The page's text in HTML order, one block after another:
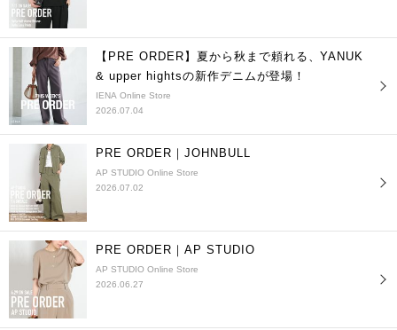
【PRE ORDER】夏から秋まで頼れる、YANUK
& upper hightsの新作デニムが登場！
IENA Online Store
2026.07.04
PRE ORDER｜JOHNBULL
AP STUDIO Online Store
2026.07.02
PRE ORDER｜AP STUDIO
AP STUDIO Online Store
2026.06.27